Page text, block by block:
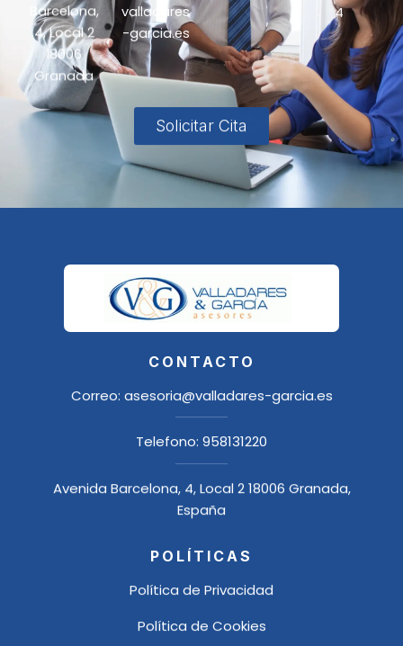
Barcelona,
4, Local 2
18006
Granada
valladares
-garcia.es
4
Solicitar Cita
CONTACTO
Correo: asesoria@valladares-garcia.es
Telefono: 958131220
Avenida Barcelona, 4, Local 2 18006 Granada,
España
POLÍTICAS
Política de Privacidad
Política de Cookies